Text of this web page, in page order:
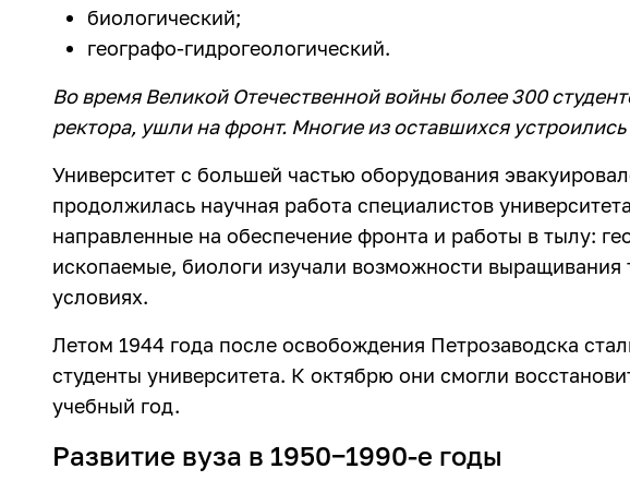
биологический;
географо-гидрогеологический.
Во время Великой Отечественной войны более 300
ректора, ушли на фронт. Многие из оставшихся
Университет с большей частью оборудования
продолжилась научная работа специалистов
направленные на обеспечение фронта и работы в тылу:
ископаемые, биологи изучали возможности выращивания
условиях.
Летом 1944 года после освобождения Петрозаводска
студенты университета. К октябрю они смогли
учебный год.
Развитие вуза в 1950−1990-е годы